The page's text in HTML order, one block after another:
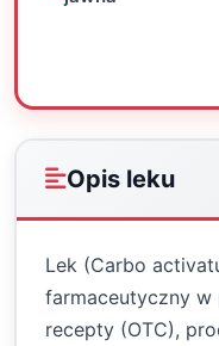
Opis leku
Lek (Carbo
farmaceutyczny w
recepty (OTC),